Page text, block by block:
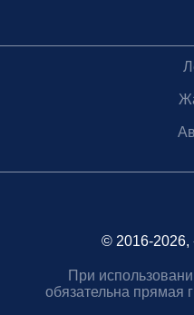
© 2016-2026,
При
обязательна прямая